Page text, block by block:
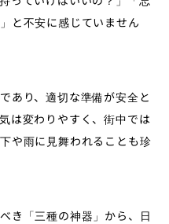
と不安に感じていません
あり、適切な準備が安全と
は変わりやすく、街中では
や雨に見舞われることも珍
き「三種の神器」から、日